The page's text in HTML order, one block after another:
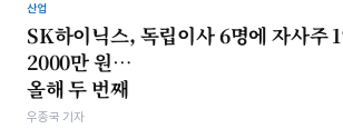
산업
SK하이닉스, 독립이사 6명에 자사주
2000만 원…
올해 두 번째
우종국 기자